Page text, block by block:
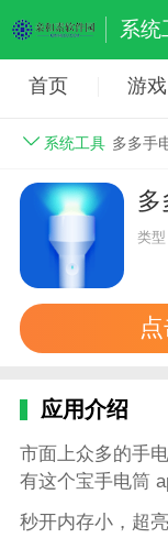
系统
首页 游戏
系统工具 多多手
多
类型
应用介绍
市面上众多的手
有这个宝手电筒
秒开内存小，超